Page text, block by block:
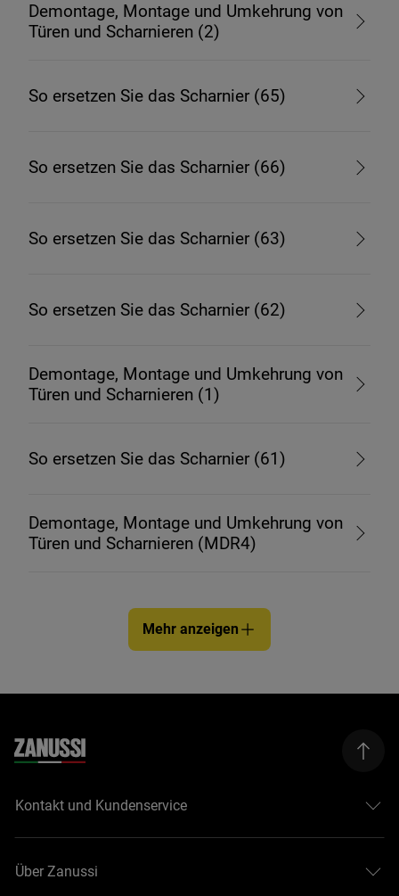
Demontage, Montage und Umkehrung von
Türen und Scharnieren (2)
So ersetzen Sie das Scharnier (65)
So ersetzen Sie das Scharnier (66)
So ersetzen Sie das Scharnier (63)
So ersetzen Sie das Scharnier (62)
Demontage, Montage und Umkehrung von
Türen und Scharnieren (1)
So ersetzen Sie das Scharnier (61)
Demontage, Montage und Umkehrung von
Türen und Scharnieren (MDR4)
Mehr anzeigen
Kontakt und Kundenservice
Über Zanussi